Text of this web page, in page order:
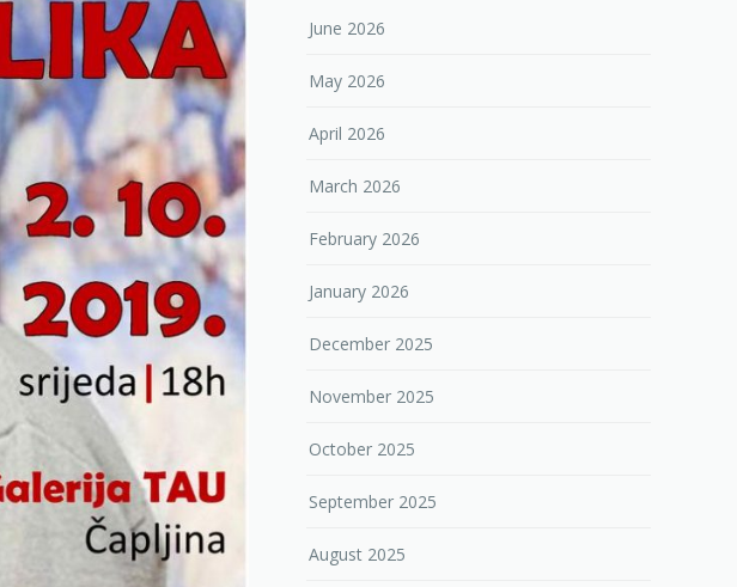
June 2026
May 2026
April 2026
March 2026
February 2026
January 2026
December 2025
November 2025
October 2025
September 2025
August 2025